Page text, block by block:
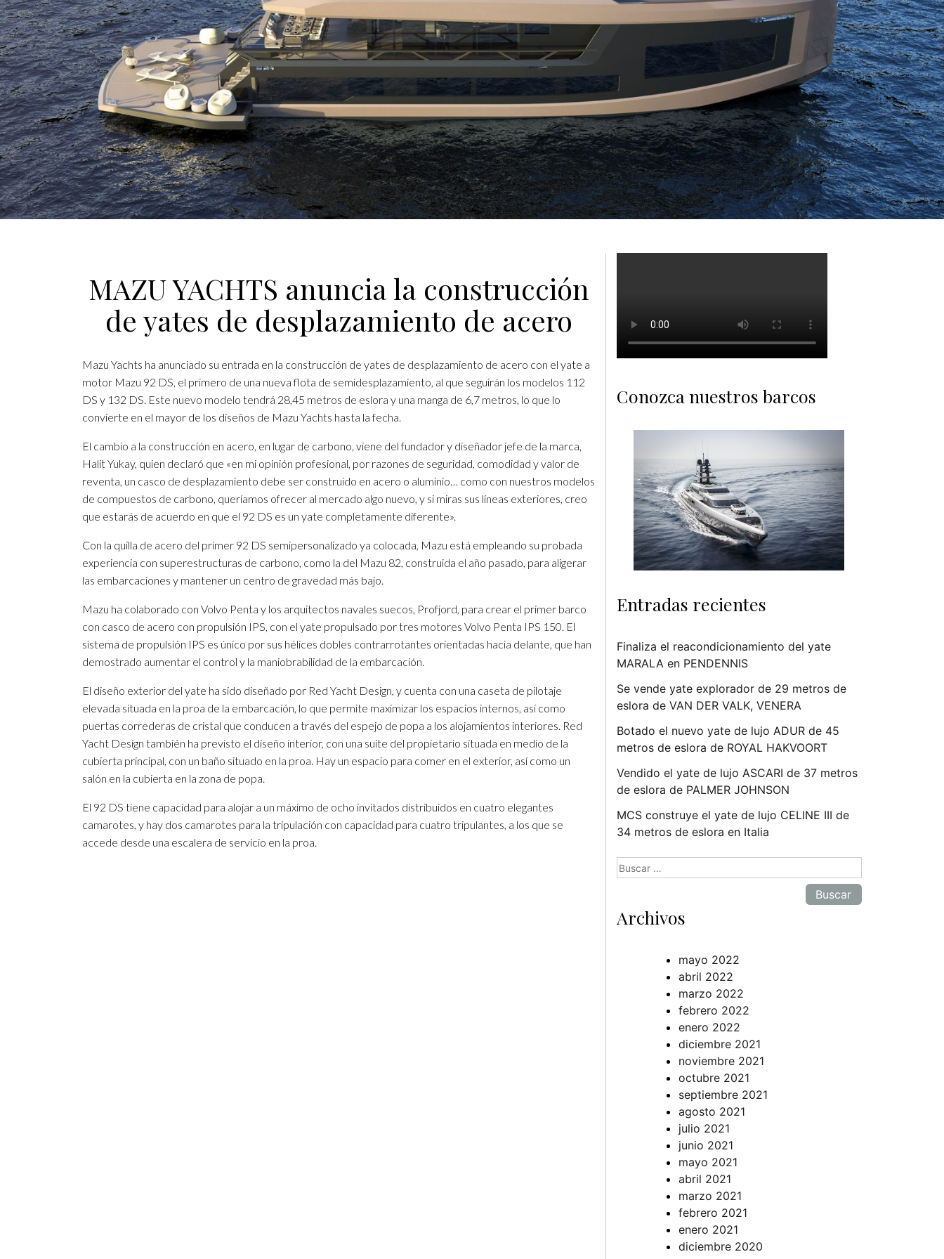
MAZU YACHTS anuncia la construcción
de yates de desplazamiento de acero
Mazu Yachts ha anunciado su entrada en la construcción de yates de desplazamiento de acero con el yate a
motor Mazu 92 DS, el primero de una nueva flota de semidesplazamiento, al que seguirán los modelos 112
DS y 132 DS. Este nuevo modelo tendrá 28,45 metros de eslora y una manga de 6,7 metros, lo que lo
convierte en el mayor de los diseños de Mazu Yachts hasta la fecha.
El cambio a la construcción en acero, en lugar de carbono, viene del fundador y diseñador jefe de la marca,
Halit Yukay, quien declaró que «en mi opinión profesional, por razones de seguridad, comodidad y valor de
reventa, un casco de desplazamiento debe ser construido en acero o aluminio… como con nuestros modelos
de compuestos de carbono, queríamos ofrecer al mercado algo nuevo, y si miras sus líneas exteriores, creo
que estarás de acuerdo en que el 92 DS es un yate completamente diferente».
Con la quilla de acero del primer 92 DS semipersonalizado ya colocada, Mazu está empleando su probada
experiencia con superestructuras de carbono, como la del Mazu 82, construida el año pasado, para aligerar
las embarcaciones y mantener un centro de gravedad más bajo.
Mazu ha colaborado con Volvo Penta y los arquitectos navales suecos, Profjord, para crear el primer barco
con casco de acero con propulsión IPS, con el yate propulsado por tres motores Volvo Penta IPS 150. El
sistema de propulsión IPS es único por sus hélices dobles contrarrotantes orientadas hacia delante, que han
demostrado aumentar el control y la maniobrabilidad de la embarcación.
El diseño exterior del yate ha sido diseñado por Red Yacht Design, y cuenta con una caseta de pilotaje
elevada situada en la proa de la embarcación, lo que permite maximizar los espacios internos, así como
puertas correderas de cristal que conducen a través del espejo de popa a los alojamientos interiores. Red
Yacht Design también ha previsto el diseño interior, con una suite del propietario situada en medio de la
cubierta principal, con un baño situado en la proa. Hay un espacio para comer en el exterior, así como un
salón en la cubierta en la zona de popa.
El 92 DS tiene capacidad para alojar a un máximo de ocho invitados distribuidos en cuatro elegantes
camarotes, y hay dos camarotes para la tripulación con capacidad para cuatro tripulantes, a los que se
accede desde una escalera de servicio en la proa.
Conozca nuestros barcos
Entradas recientes
Finaliza el reacondicionamiento del yate
MARALA en PENDENNIS
Se vende yate explorador de 29 metros de
eslora de VAN DER VALK, VENERA
Botado el nuevo yate de lujo ADUR de 45
metros de eslora de ROYAL HAKVOORT
Vendido el yate de lujo ASCARI de 37 metros
de eslora de PALMER JOHNSON
MCS construye el yate de lujo CELINE III de
34 metros de eslora en Italia
Buscar:
Archivos
mayo 2022
abril 2022
marzo 2022
febrero 2022
enero 2022
diciembre 2021
noviembre 2021
octubre 2021
septiembre 2021
agosto 2021
julio 2021
junio 2021
mayo 2021
abril 2021
marzo 2021
febrero 2021
enero 2021
diciembre 2020